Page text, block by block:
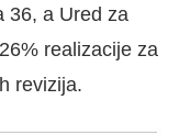
36, a Ured za
realizacije za
revizija.